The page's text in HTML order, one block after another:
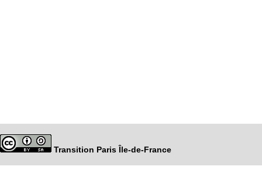
Transition Paris Île-de-France